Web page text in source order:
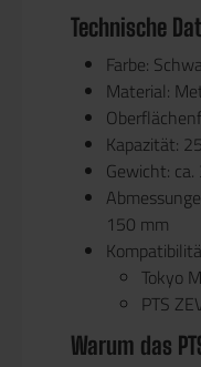
Technische
Farbe:
Material:
Kapazität:
Gewicht:
150 mm
Tokyo
PTS
Warum das